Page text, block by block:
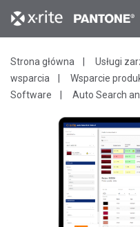
Strona główna
Usługi
wsparcia
Wsparcie
Software
Auto Search